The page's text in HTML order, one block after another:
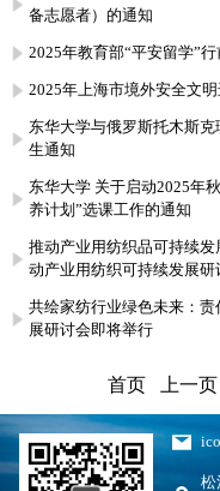
备志愿者）的通知
2025年教育部“平安留学”
2025年上海市境外安全文
东华大学与俄罗斯托木斯
生通知
东华大学 关于启动2025年
养计划”选课工作的通知
推动产业用纺织品可持续
动产业用纺织可持续发展研
共绘家纺行业绿色未来：
展研讨会即将举行
首页 上一页
松